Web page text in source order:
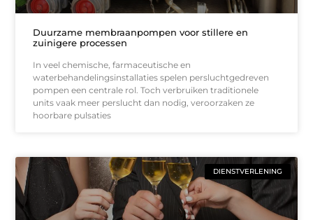
Duurzame membraanpompen voor stillere en
zuinigere processen
In veel chemische, farmaceutische en
waterbehandelingsinstallaties spelen persluchtgedreven
pompen een centrale rol. Toch verbruiken traditionele
units vaak meer perslucht dan nodig, veroorzaken ze
hoorbare pulsaties
DIENSTVERLENING